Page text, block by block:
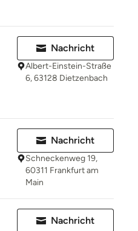
Nachricht
Albert-Einstein-Straße
6, 63128 Dietzenbach
Nachricht
Schneckenweg 19,
60311 Frankfurt am
Main
Nachricht